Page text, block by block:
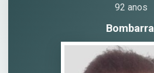
92 anos
Bombarral